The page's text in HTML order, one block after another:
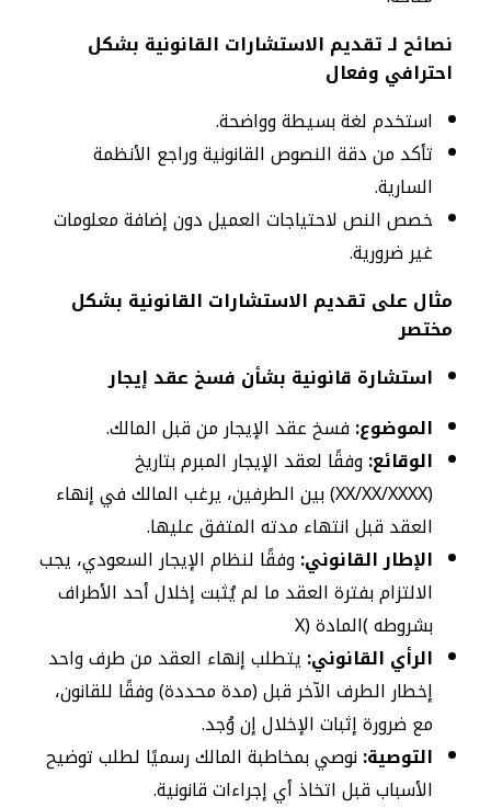
نصائح لـ تقديم الاستشارات القانونية بشكل
احترافي وفعال
استخدم لغة بسيطة وواضحة.
تأكد من دقة النصوص القانونية وراجع الأنظمة
السارية.
خصص النص لاحتياجات العميل دون إضافة معلومات
غير ضرورية.
مثال على تقديم الاستشارات القانونية بشكل
مختصر
استشارة قانونية بشأن فسخ عقد إيجار
الموضوع:فسخ عقد الإيجار من قبل المالك.
الوقائع:وفقًا لعقد الإيجار المبرم بتاريخ
(XX/XX/XXXX) بين الطرفين، يرغب المالك في إنهاء
العقد قبل انتهاء مدته المتفق عليها.
الإطار القانوني:وفقًا لنظام الإيجار السعودي، يجب
الالتزام بفترة العقد ما لم يُثبت إخلال أحد الأطراف
بشروطه )المادة (X
الرأي القانوني: يتطلب إنهاء العقد من طرف واحد
إخطار الطرف الآخر قبل (مدة محددة) وفقًا للقانون،
مع ضرورة إثبات الإخلال إن وُجد.
التوصية:نوصي بمخاطبة المالك رسميًا لطلب توضيح
الأسباب قبل اتخاذ أي إجراءات قانونية.